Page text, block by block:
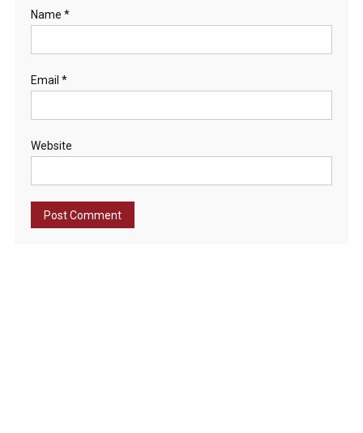
Name *
Email *
Website